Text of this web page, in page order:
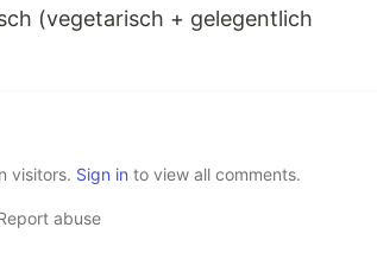
(vegetarisch + gelegentlich
visitors. Sign in to view all comments.
abuse